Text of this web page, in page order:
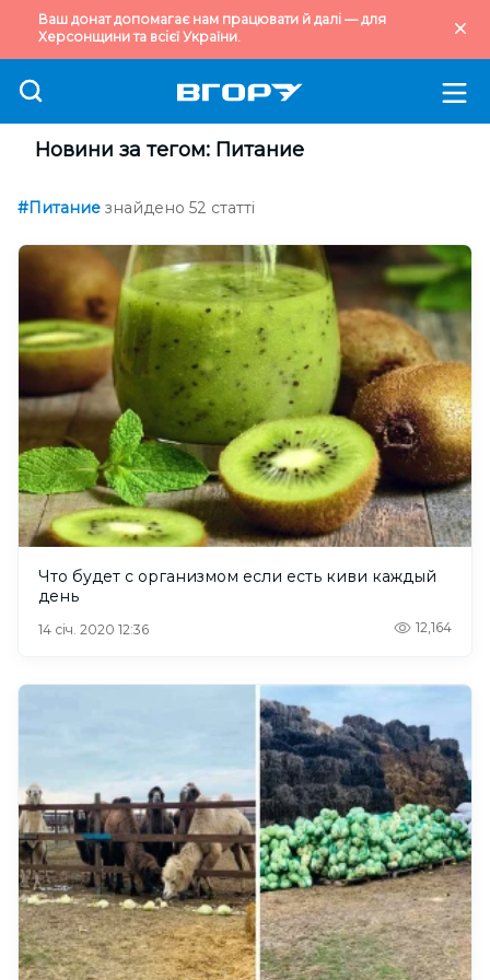
Ваш донат допомагає нам працювати й далі — для
Херсонщини та всієї України.
Новини за тегом: Питание
#Питание знайдено 52 статті
Что будет с организмом если есть киви каждый
день
14 січ. 2020 12:36 12,164